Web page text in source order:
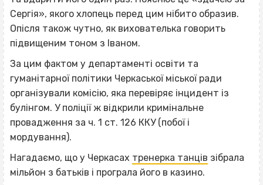
Сергія», якого хлопець перед цим нібито образив.
Опісля також чутно, як вихователька говорить
підвищеним тоном з Іваном.
За цим фактом у департаменті освіти та
гуманітарної політики Черкаської міської ради
організували комісію, яка перевіряє інцидент із
булінгом. У поліції ж відкрили кримінальне
провадження за ч. 1 ст. 126 ККУ (побої і
мордування).
Нагадаємо, що у Черкасах тренерка танців зібрала
мільйон з батьків і програла його в казино.